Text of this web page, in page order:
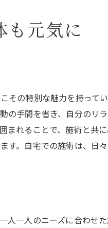
ト整体治療院の魅力
も元気に
の特別な魅力を持って
手間を省き、自分のリ
れることで、施術と共
。自宅での施術は、日
一人のニーズに合わせ